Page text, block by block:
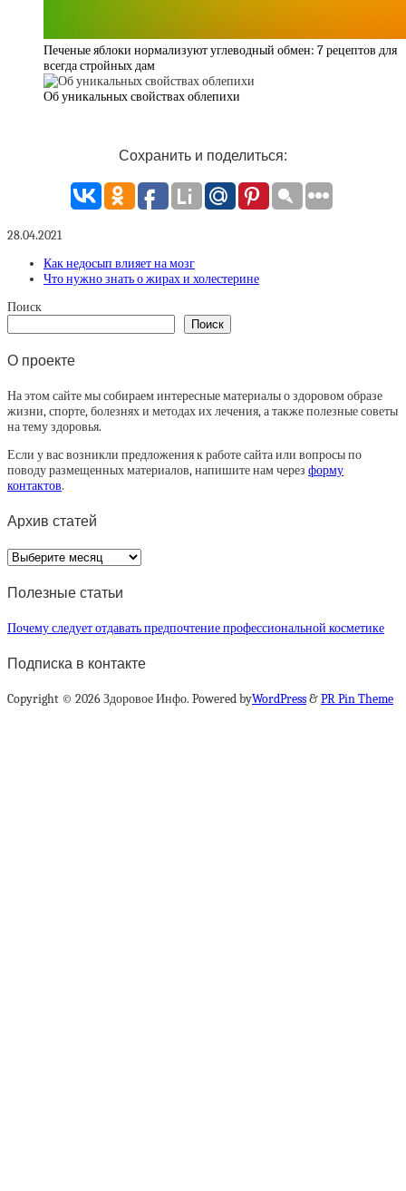
Печеные яблоки нормализуют углеводный обмен: 7 рецептов для
всегда стройных дам
Об уникальных свойствах облепихи
Сохранить и поделиться:
28.04.2021
Как недосып влияет на мозг
Что нужно знать о жирах и холестерине
Поиск
Поиск
О проекте
На этом сайте мы собираем интересные материалы о здоровом образе
жизни, спорте, болезнях и методах их лечения, а также полезные советы
на тему здоровья.
Если у вас возникли предложения к работе сайта или вопросы по
поводу размещенных материалов, напишите нам через форму
контактов.
Архив статей
Архив
статей
Полезные статьи
Почему следует отдавать предпочтение профессиональной косметике
Подписка в контакте
Copyright © 2026 Здоровое Инфо. Powered byWordPress&PR Pin Theme